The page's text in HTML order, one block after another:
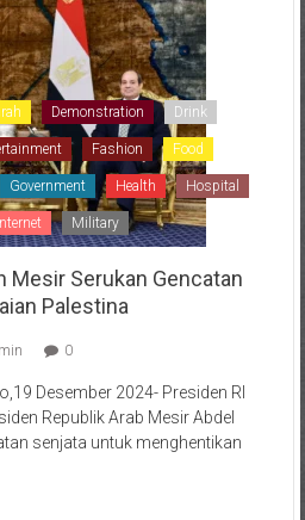
Demonstration Drink
Fashion Food
Government Health Hospital
Internet Military
Mesir Serukan Gencatan
Palestina
0
Desember 2024- Presiden RI
Republik Arab Mesir Abdel
senjata untuk menghentikan